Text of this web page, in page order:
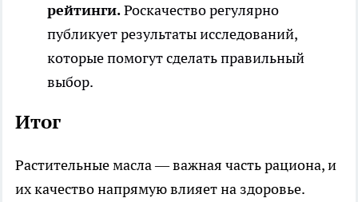
рейтинги.Роскачество регулярно
публикует результаты исследований,
которые помогут сделать правильный
выбор.
Итог
Растительные масла — важная часть рациона, и
их качество напрямую влияет на здоровье.